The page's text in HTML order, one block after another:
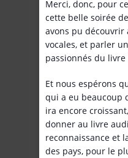
Merci, donc, pour
cette belle soirée
avons pu découvrir
vocales, et parler
passionnés du
Et nous espérons
qui a eu beaucoup
ira encore
donner au livre
reconnaissance et
des pays, pour le